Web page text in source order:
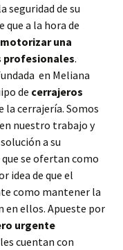
seguridad de su
a la hora de
motorizar una
profesionales.
en Meliana
de cerrajeros
la cerrajería. Somos
nuestro trabajo y
a su
se ofertan como
idea de que el
como mantener la
en ellos. Apueste por
urgente
cuentan con